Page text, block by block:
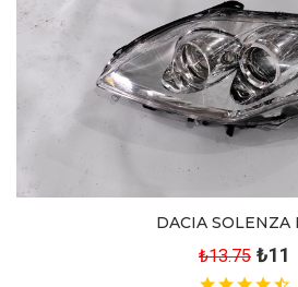
DACIA SOLENZA
₺13.75 ₺11